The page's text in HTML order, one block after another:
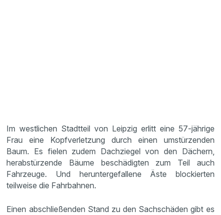
Im westlichen Stadtteil von Leipzig erlitt eine 57-jährige
Frau eine Kopfverletzung durch einen umstürzenden
Baum. Es fielen zudem Dachziegel von den Dächern,
herabstürzende Bäume beschädigten zum Teil auch
Fahrzeuge. Und heruntergefallene Äste blockierten
teilweise die Fahrbahnen.
Einen abschließenden Stand zu den Sachschäden gibt es